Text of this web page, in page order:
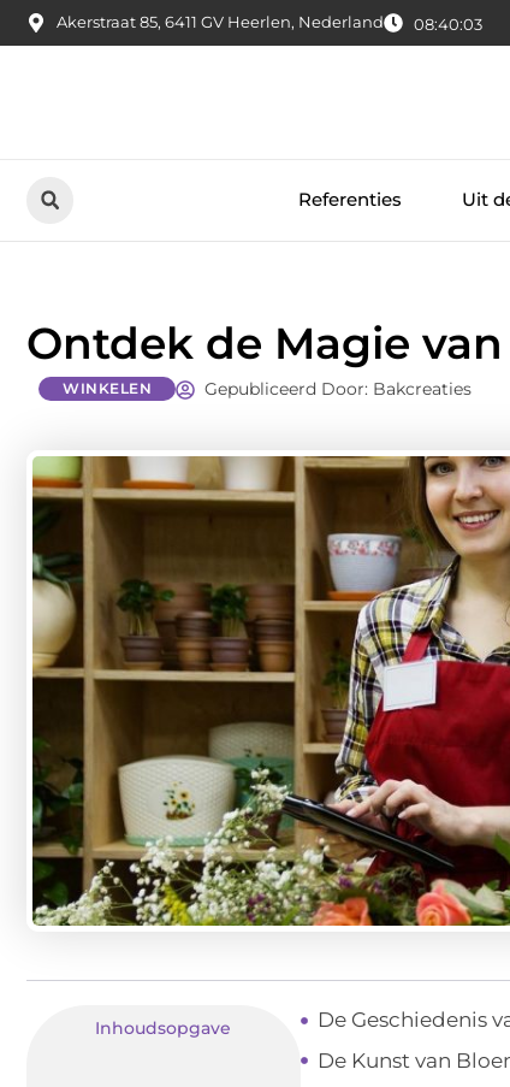
Akerstraat 85, 6411 GV Heerlen, Nederland 08:40:04
Referenties Uit
Ontdek de Magie
WINKELEN Gepubliceerd Door: Bakcreaties
Inhoudsopgave
De Geschiedenis
De Kunst van